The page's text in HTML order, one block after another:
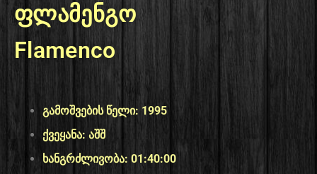
ფლამენგო
Flamenco
გამოშვების წელი: 1995
ქვეყანა: აშშ
ხანგრძლივობა: 01:40:00